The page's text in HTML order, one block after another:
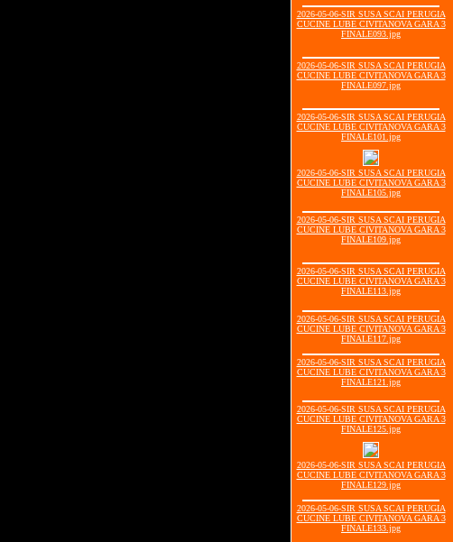
2026-05-06-SIR SUSA SCAI PERUGIA
CUCINE LUBE CIVITANOVA GARA 3
FINALE093.jpg
2026-05-06-SIR SUSA SCAI PERUGIA
CUCINE LUBE CIVITANOVA GARA 3
FINALE097.jpg
2026-05-06-SIR SUSA SCAI PERUGIA
CUCINE LUBE CIVITANOVA GARA 3
FINALE101.jpg
2026-05-06-SIR SUSA SCAI PERUGIA
CUCINE LUBE CIVITANOVA GARA 3
FINALE105.jpg
2026-05-06-SIR SUSA SCAI PERUGIA
CUCINE LUBE CIVITANOVA GARA 3
FINALE109.jpg
2026-05-06-SIR SUSA SCAI PERUGIA
CUCINE LUBE CIVITANOVA GARA 3
FINALE113.jpg
2026-05-06-SIR SUSA SCAI PERUGIA
CUCINE LUBE CIVITANOVA GARA 3
FINALE117.jpg
2026-05-06-SIR SUSA SCAI PERUGIA
CUCINE LUBE CIVITANOVA GARA 3
FINALE121.jpg
2026-05-06-SIR SUSA SCAI PERUGIA
CUCINE LUBE CIVITANOVA GARA 3
FINALE125.jpg
2026-05-06-SIR SUSA SCAI PERUGIA
CUCINE LUBE CIVITANOVA GARA 3
FINALE129.jpg
2026-05-06-SIR SUSA SCAI PERUGIA
CUCINE LUBE CIVITANOVA GARA 3
FINALE133.jpg